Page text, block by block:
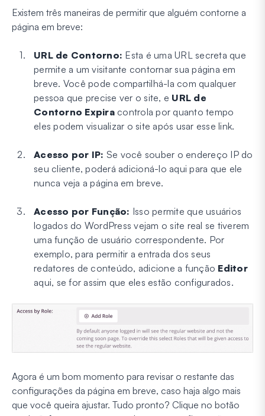
Existem três maneiras de permitir que alguém contorne a
página em breve:
URL de Contorno: Esta é uma URL secreta que
permite a um visitante contornar sua página em
breve. Você pode compartilhá-la com qualquer
pessoa que precise ver o site, e URL de
Contorno Expiracontrola por quanto tempo
eles podem visualizar o site após usar esse link.
Acesso por IP: Se você souber o endereço IP do
seu cliente, poderá adicioná-lo aqui para que ele
nunca veja a página em breve.
Acesso por Função: Isso permite que usuários
logados do WordPress vejam o site real se tiverem
uma função de usuário correspondente. Por
exemplo, para permitir a entrada dos seus
redatores de conteúdo, adicione a função Editor
aqui, se for assim que eles estão configurados.
Agora é um bom momento para revisar o restante das
configurações da página em breve, caso haja algo mais
que você queira ajustar. Tudo pronto? Clique no botão